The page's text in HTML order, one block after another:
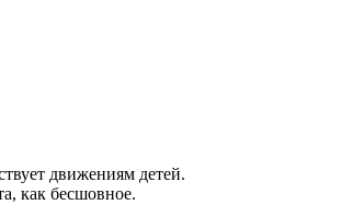
движениям детей.
как бесшовное.